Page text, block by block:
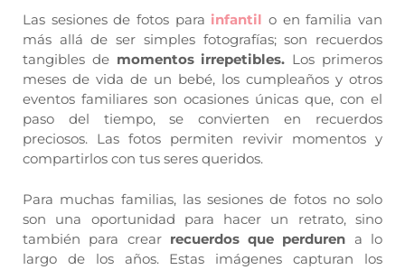
Las sesiones de fotos para infantil o en familia van
más allá de ser simples fotografías; son recuerdos
tangibles de momentos irrepetibles. Los primeros
meses de vida de un bebé, los cumpleaños y otros
eventos familiares son ocasiones únicas que, con el
paso del tiempo, se convierten en recuerdos
preciosos. Las fotos permiten revivir momentos y
compartirlos con tus seres queridos.
Para muchas familias, las sesiones de fotos no solo
son una oportunidad para hacer un retrato, sino
también para crear recuerdos que perduren a lo
largo de los años. Estas imágenes capturan los